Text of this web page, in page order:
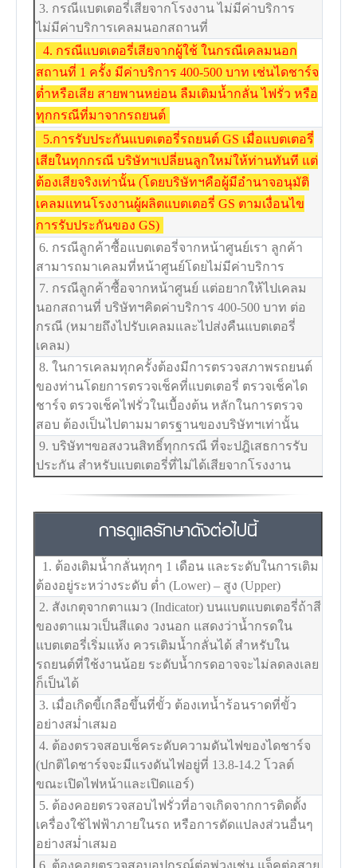
3. กรณีแบตเตอรี่เสียจากโรงงาน ไม่มีค่าบริการ
ไม่มีค่าบริการเคลมนอกสถานที่
4. กรณีแบตเตอรี่เสียจากผู้ใช้ ในกรณีเคลมนอก
สถานที่ 1 ครั้ง มีค่าบริการ 400-500 บาท เช่นไดชาร์จ
ต่ำหรือเสีย สายพานหย่อน ลืมเติมน้ำกลั่น ไฟรั่ว หรือ
ทุกกรณีที่มาจากรถยนต์
5.การรับประกันแบตเตอรี่รถยนต์ GS เมื่อแบตเตอรี่
เสียในทุกกรณี บริษัทฯเปลี่ยนลูกใหม่ให้ท่านทันที แต่
ต้องเสียจริงเท่านั้น (โดยบริษัทฯคือผู้มีอำนาจอนุมัติ
เคลมแทนโรงงานผู้ผลิตแบตเตอรี่ GS ตามเงื่อนไข
การรับประกันของ GS)
6. กรณีลูกค้าซื้อแบตเตอรี่จากหน้าศูนย์เรา ลูกค้า
สามารถมาเคลมที่หน้าศูนย์โดยไม่มีค่าบริการ
7. กรณีลูกค้าซื้อจากหน้าศูนย์ แต่อยากให้ไปเคลม
นอกสถานที่ บริษัทฯคิดค่าบริการ 400-500 บาท ต่อ
กรณี (หมายถึงไปรับเคลมและไปส่งคืนแบตเตอรี่
เคลม)
8. ในการเคลมทุกครั้งต้องมีการตรวจสภาพรถยนต์
ของท่านโดยการตรวจเช็คที่แบตเตอรี่ ตรวจเช็คได
ชาร์จ ตรวจเช็คไฟรั่วในเบื้องต้น หลักในการตรวจ
สอบ ต้องเป็นไปตามมาตรฐานของบริษัทฯเท่านั้น
9. บริษัทฯขอสงวนสิทธิ์ทุกกรณี ที่จะปฎิเสธการรับ
ประกัน สำหรับแบตเตอรี่ที่ไม่ได้เสียจากโรงงาน
การดูแลรักษาดังต่อไปนี้
1. ต้องเติมน้ำกลั่นทุกๆ 1 เดือน และระดับในการเติม
ต้องอยู่ระหว่างระดับ ต่ำ (Lower) – สูง (Upper)
2. สังเกตุจากตาแมว (Indicator) บนแบตแบตเตอรี่ถ้าสี
ของตาแมวเป็นสีแดง วงนอก แสดงว่าน้ำกรดใน
แบตเตอรี่เริ่มแห้ง ควรเติมน้ำกลั่นได้ สำหรับใน
รถยนต์ที่ใช้งานน้อย ระดับน้ำกรดอาจจะไม่ลดลงเลย
ก็เป็นได้
3. เมื่อเกิดขี้เกลือขึ้นที่ขั้ว ต้องเทน้ำร้อนราดที่ขั้ว
อย่างสม่ำเสมอ
4. ต้องตรวจสอบเช็คระดับความดันไฟของไดชาร์จ
(ปกติไดชาร์จจะมีแรงดันไฟอยู่ที่ 13.8-14.2 โวลต์
ขณะเปิดไฟหน้าและเปิดแอร์)
5. ต้องคอยตรวจสอบไฟรั่วที่อาจเกิดจากการติดตั้ง
เครื่องใช้ไฟฟ้าภายในรถ หรือการดัดแปลงส่วนอื่นๆ
อย่างสม่ำเสมอ
6. ต้องคอยตรวจสอบอุปกรณ์ต่อพ่วงเช่น แจ็คต่อสาย